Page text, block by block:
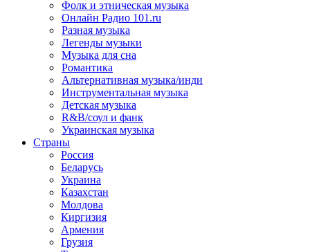
Фолк и этническая музыка
Онлайн Радио 101.ru
Разная музыка
Легенды музыки
Музыка для сна
Романтика
Альтернативная музыка/инди
Инструментальная музыка
Детская музыка
R&B/cоул и фанк
Украинская музыка
Страны
Россия
Беларусь
Украина
Казахстан
Молдова
Киргизия
Армения
Грузия